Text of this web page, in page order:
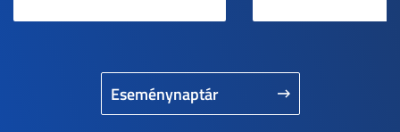
Eseménynaptár